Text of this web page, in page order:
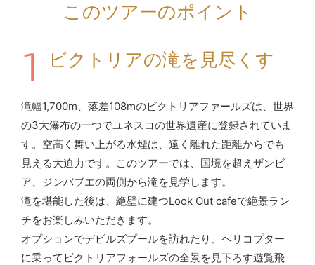
このツアーのポイント
1 ビクトリアの滝を見尽くす
滝幅1,700m、落差108mのビクトリアファールズは、世界
の3大瀑布の一つでユネスコの世界遺産に登録されていま
す。空高く舞い上がる水煙は、遠く離れた距離からでも
見える大迫力です。このツアーでは、国境を超えザンビ
ア、ジンバブエの両側から滝を見学します。
滝を堪能した後は、絶壁に建つLook Out cafeで絶景ラン
チをお楽しみいただきます。
オプションでデビルズプールを訪れたり、ヘリコプター
に乗ってビクトリアフォールズの全景を見下ろす遊覧飛